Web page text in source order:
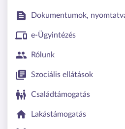
Dokumentumok,
e-Ügyintézés
Rólunk
Szociális ellátások
Családtámogatás
Lakástámogatás